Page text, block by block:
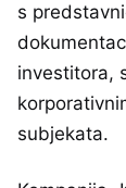
s
investitora,
subjekata.